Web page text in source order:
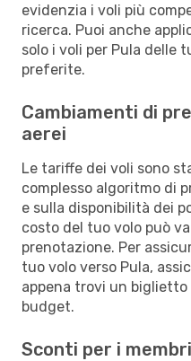
evidenzia i voli più
ricerca. Puoi anche
solo i voli per Pula delle
preferite.
Cambiamenti di
aerei
Le tariffe dei voli sono
complesso algoritmo di
e sulla disponibilità dei
costo del tuo volo può
prenotazione. Per
tuo volo verso Pula,
appena trovi un
budget.
Sconti per i